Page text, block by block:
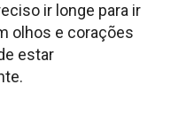
ir longe para ir
olhos e corações
estar